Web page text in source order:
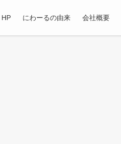
HP にわーるの由来 会社概要